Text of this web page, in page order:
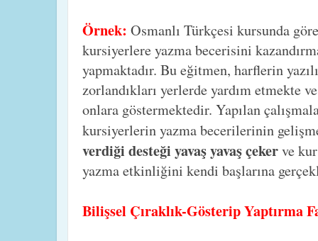
Örnek: Osmanlı Türkçesi kursunda
kursiyerlere yazma becerisini
yapmaktadır. Bu eğitmen, harflerin
zorlandıkları yerlerde yardım etmekte
onlara göstermektedir. Yapılan
kursiyerlerin yazma becerilerinin
verdiği desteği yavaş yavaş çekerve
yazma etkinliğini kendi başlarına
Bilişsel Çıraklık-Gösterip Yaptırma